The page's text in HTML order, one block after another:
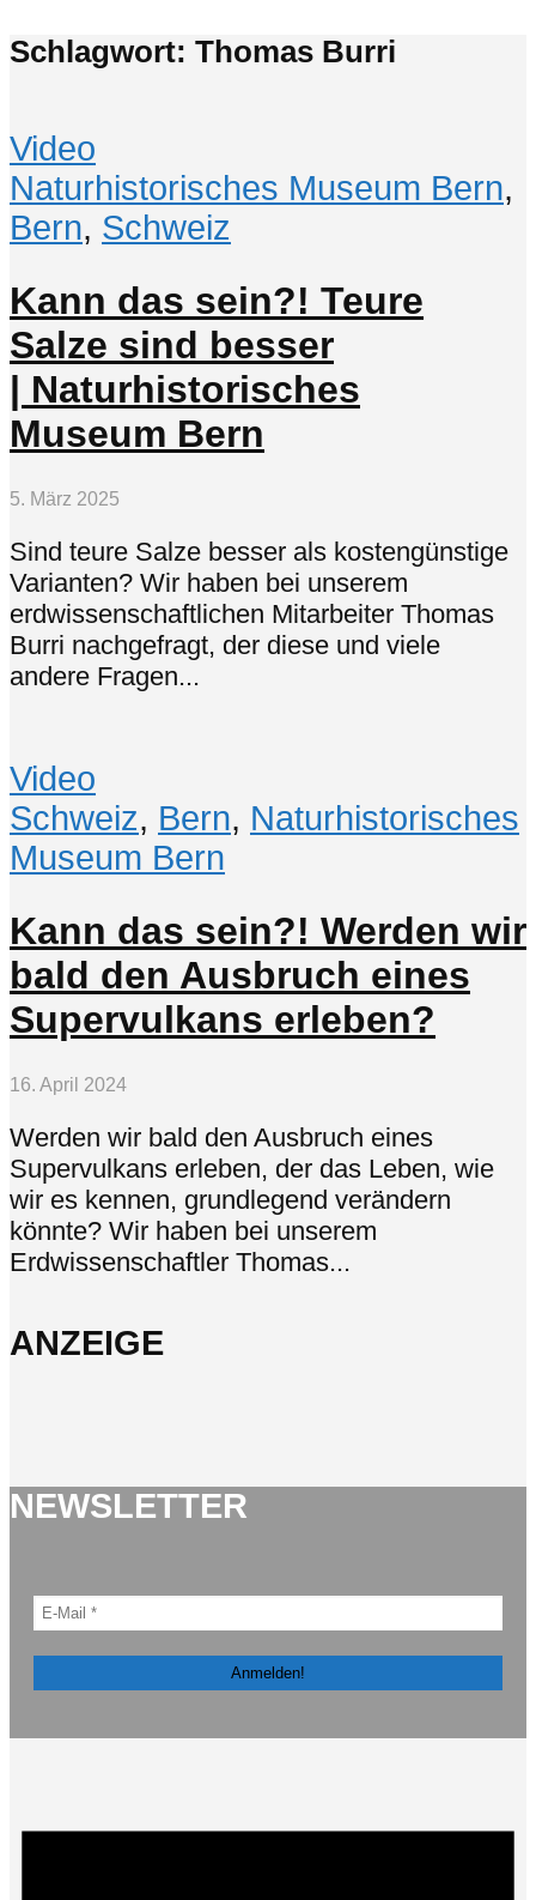
Schlagwort: Thomas Burri
Video
Naturhistorisches Museum Bern,
Bern, Schweiz
Kann das sein?! Teure
Salze sind besser
| Naturhistorisches
Museum Bern
5. März 2025
Sind teure Salze besser als kostengünstige
Varianten? Wir haben bei unserem
erdwissenschaftlichen Mitarbeiter Thomas
Burri nachgefragt, der diese und viele
andere Fragen...
Video
Schweiz, Bern, Naturhistorisches
Museum Bern
Kann das sein?! Werden wir
bald den Ausbruch eines
Supervulkans erleben?
16. April 2024
Werden wir bald den Ausbruch eines
Supervulkans erleben, der das Leben, wie
wir es kennen, grundlegend verändern
könnte? Wir haben bei unserem
Erdwissenschaftler Thomas...
ANZEIGE
NEWSLETTER